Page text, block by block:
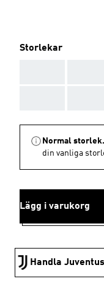
Storlekar
Normal storlek.
din vanliga
Lägg i varukorg
Handla Juventus